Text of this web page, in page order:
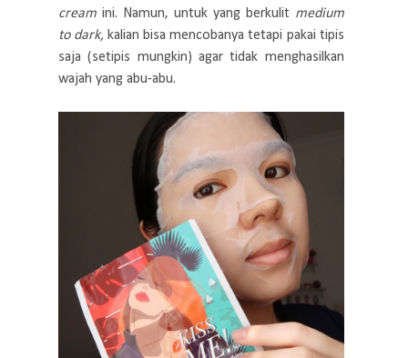
cream ini. Namun, untuk yang berkulit medium
to dark, kalian bisa mencobanya tetapi pakai tipis
saja (setipis mungkin) agar tidak menghasilkan
wajah yang abu-abu.